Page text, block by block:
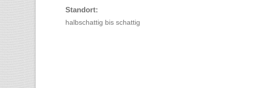
Standort:
halbschattig bis schattig